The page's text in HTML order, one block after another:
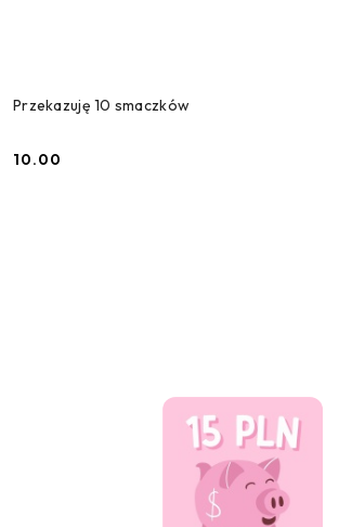
Przekazuję 10 smaczków
Cena:
10.00